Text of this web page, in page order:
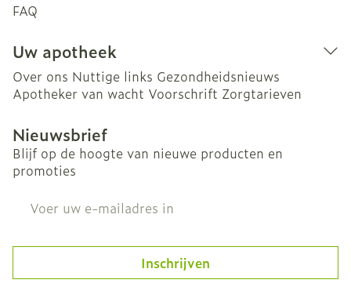
FAQ
Uw apotheek
Over ons Nuttige links Gezondheidsnieuws
Apotheker van wacht Voorschrift Zorgtarieven
Nieuwsbrief
Blijf op de hoogte van nieuwe producten en
promoties
Inschrijven